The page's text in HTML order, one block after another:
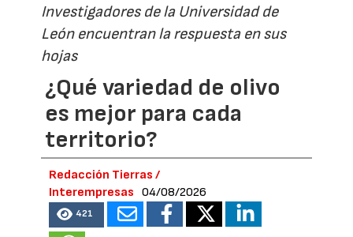
Investigadores de la Universidad de
León encuentran la respuesta en sus
hojas
¿Qué variedad de olivo
es mejor para cada
territorio?
Redacción Tierras /
Interempresas
04/08/2026
421